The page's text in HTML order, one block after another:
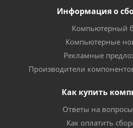
Информация о
Компьютерный
Компьютерные
Рекламные
Производители
Как купить
Ответы на вопросы
Как оплатить